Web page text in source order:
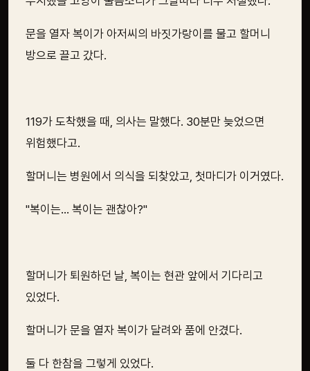
문을 열자 복이가 아저씨의 바짓가랑이를 물고 할머니
방으로 끌고 갔다.
119가 도착했을 때, 의사는 말했다. 30분만 늦었으면
위험했다고.
할머니는 병원에서 의식을 되찾았고, 첫마디가 이거였다.
"복이는... 복이는 괜찮아?"
할머니가 퇴원하던 날, 복이는 현관 앞에서 기다리고
있었다.
할머니가 문을 열자 복이가 달려와 품에 안겼다.
둘 다 한참을 그렇게 있었다.